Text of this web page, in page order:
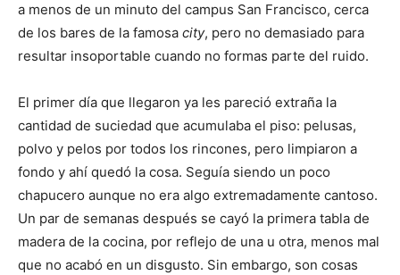
a menos de un minuto del campus San Francisco, cerca
de los bares de la famosa city, pero no demasiado para
resultar insoportable cuando no formas parte del ruido.
El primer día que llegaron ya les pareció extraña la
cantidad de suciedad que acumulaba el piso: pelusas,
polvo y pelos por todos los rincones, pero limpiaron a
fondo y ahí quedó la cosa. Seguía siendo un poco
chapucero aunque no era algo extremadamente cantoso.
Un par de semanas después se cayó la primera tabla de
madera de la cocina, por reflejo de una u otra, menos mal
que no acabó en un disgusto. Sin embargo, son cosas